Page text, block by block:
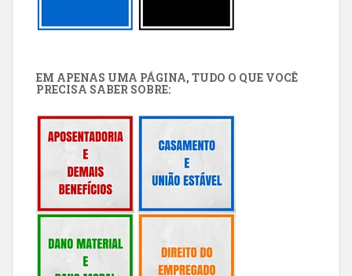
EM APENAS UMA PÁGINA, TUDO O QUE VOCÊ
PRECISA SABER SOBRE: